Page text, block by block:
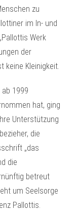
zu
im In- und
Werk
der
keine Kleinigkeit.
1999
hat, ging
Unterstützung
die
„das
die
betreut
um Seelsorge
Pallottis.